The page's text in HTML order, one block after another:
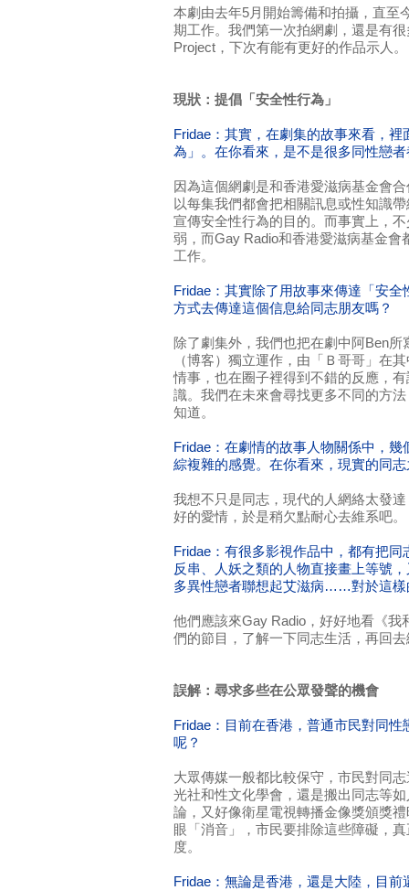
本劇由去年5月開始籌備和拍攝，直至
期工作。我們第一次拍網劇，還是有
Project，下次有能有更好的作品示人。
現狀：提倡「安全性行為」
Fridae：其實，在劇集的故事來看，
為」。在你看來，是不是很多同性戀
因為這個網劇是和香港愛滋病基金會
以每集我們都會把相關訊息或性知識
宣傳安全性行為的目的。而事實上，
弱，而Gay Radio和香港愛滋病基金會
工作。
Fridae：其實除了用故事來傳達「安
方式去傳達這個信息給同志朋友嗎？
除了劇集外，我們也把在劇中阿Ben
（博客）獨立運作，由「Ｂ哥哥」在
情事，也在圈子裡得到不錯的反應，
識。我們在未來會尋找更多不同的方
知道。
Fridae：在劇情的故事人物關係中，
綜複雜的感覺。在你看來，現實的同
我想不只是同志，現代的人網絡太發
好的愛情，於是稍欠點耐心去維系吧。
Fridae：有很多影視作品中，都有把
反串、人妖之類的人物直接畫上等號
多異性戀者聯想起艾滋病……對於這樣
他們應該來Gay Radio，好好地看《我
們的節目，了解一下同志生活，再回
誤解：尋求多些在公眾發聲的機會
Fridae：目前在香港，普通市民對同
呢？
大眾傳媒一般都比較保守，市民對同
光社和性文化學會，還是搬出同志等
論，又好像衛星電視轉播金像獎頒獎
眼「消音」，市民要排除這些障礙，
度。
Fridae：無論是香港，還是大陸，目